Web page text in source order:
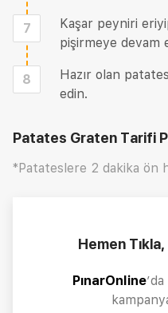
7
Kaşar peyniri
pişirmeye devam
8
Hazır olan
edin.
Patates Graten Tarifi
*Patateslere 2 dakika ön
Hemen
PınarOnline